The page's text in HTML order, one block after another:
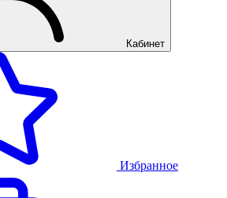
Кабинет
Избранное